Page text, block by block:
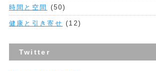
時間と空間 (50)
健康と引き寄せ (12)
Twitter